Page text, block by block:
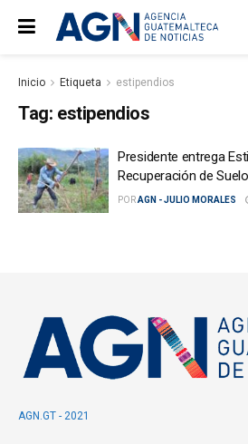
Inicio Etiqueta estipendios
Tag: estipendios
Presidente entrega
Recuperación de
PORAGN - JULIO MORALES
AGN.GT - 2021